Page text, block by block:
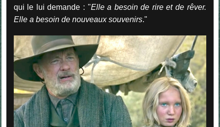
qui le lui demande : "Elle a besoin de rire et de rêver.
Elle a besoin de nouveaux souvenirs."